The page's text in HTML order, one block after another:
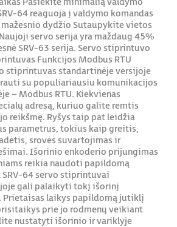
64 reaguoja į valdymo komandas
mažesnio dydžio Sutaupykite vietos
servo serija yra maždaug 45%
SRV-63 serija. Servo stiprintuvo
Funkcijos Modbus RTU
stiprintuvas standartinėje versijoje
su populiariausiu komunikacijos
– Modbus RTU. Kiekvienas
adresą, kuriuo galite remtis
reikšmę. Ryšys taip pat leidžia
parametrus, tokius kaip greitis,
srovės suvartojimas ir
Išorinio enkoderio prijungimas
reikia naudoti papildomą
64 servo stiprintuvai
gali palaikyti tokį išorinį
laikys papildomą jutiklį
prie jo rodmenų veikiant
nustatyti išorinio ir variklyje